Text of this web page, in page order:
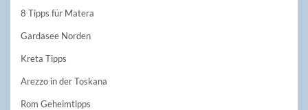
8 Tipps für Matera
Gardasee Norden
Kreta Tipps
Arezzo in der Toskana
Rom Geheimtipps